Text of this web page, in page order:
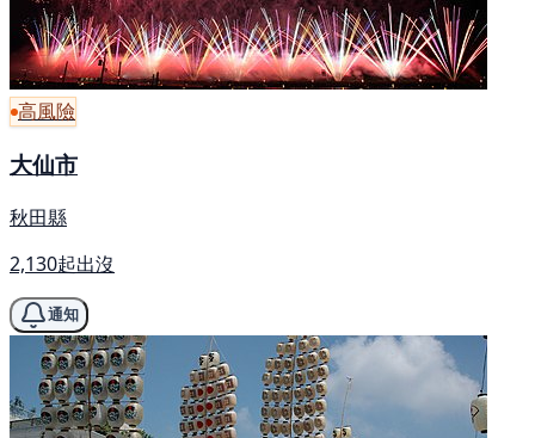
高風險
大仙市
秋田縣
2,130起出沒
通知